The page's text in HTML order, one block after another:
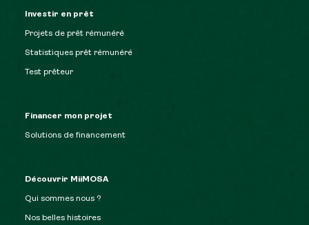
Investir en prêt
Projets de prêt rémunéré
Statistiques prêt rémunéré
Test prêteur
Financer mon projet
Solutions de financement
Découvrir MiiMOSA
Qui sommes nous ?
Nos belles histoires